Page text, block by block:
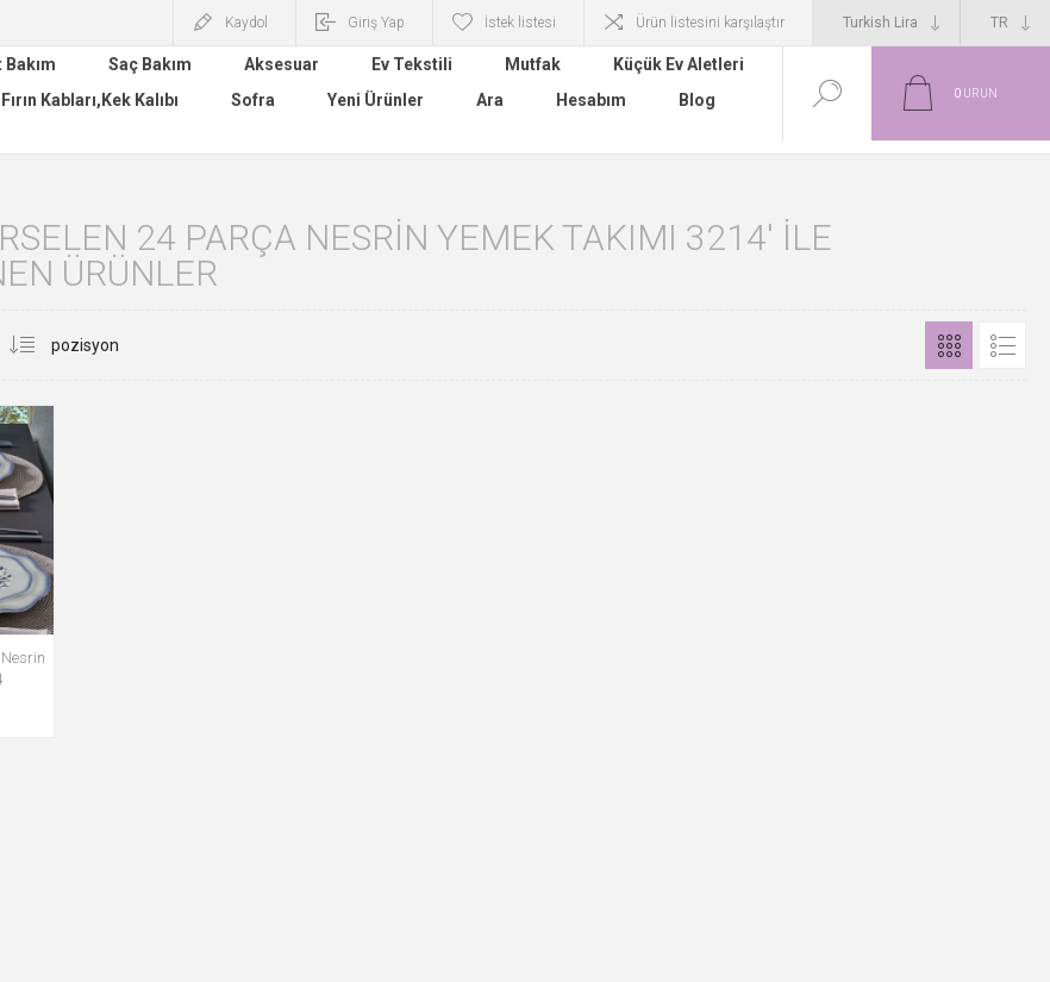
Kaydol Giriş Yap İstek listesi Ürün listesini karşılaştır
Bakım Saç Bakım Aksesuar Ev Tekstili Mutfak
Küçük Ev Aletleri
Fırın Kabları,Kek Kalıbı Sofra Yeni Ürünler Ara Hesabım
Blog
0 ÜRÜN
24 PARÇA NESRIN YEMEK TAKIMI 3214' ILE
ÜRÜNLER